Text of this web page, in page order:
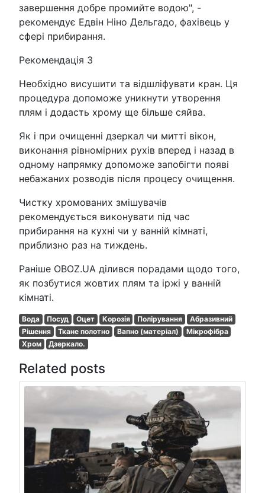
завершення добре промийте водою", -
рекомендує Едвін Ніно Дельгадо, фахівець у
сфері прибирання.
Рекомендація 3
Необхідно висушити та відшліфувати кран. Ця
процедура допоможе уникнути утворення
плям і додасть хрому ще більше сяйва.
Як і при очищенні дзеркал чи митті вікон,
виконання рівномірних рухів вперед і назад в
одному напрямку допоможе запобігти появі
небажаних розводів після процесу очищення.
Чистку хромованих змішувачів
рекомендується виконувати під час
прибирання на кухні чи у ванній кімнаті,
приблизно раз на тиждень.
Раніше OBOZ.UA ділився порадами щодо того,
як позбутися жовтих плям та іржі у ванній
кімнаті.
Вода Посуд Оцет Корозія Полірування
Абразивний
Рішення
Ткане полотно Вапно (матеріал)
Мікрофібра
Хром
Дзеркало.
Related posts